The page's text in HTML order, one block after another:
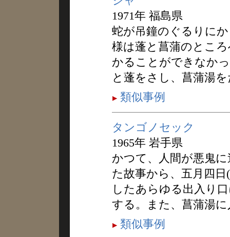
1971年 福島県
蛇が吊鐘のぐるりに
様は蓬と菖蒲のとこ
かることができなか
と蓬をさし、菖蒲湯
類似事例
タンゴノセック
1965年 岩手県
かつて、人間が悪鬼
た故事から、五月四
したあらゆる出入り
する。また、菖蒲湯
類似事例